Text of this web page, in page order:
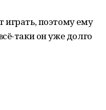
поэтому ему
таки он уже долго